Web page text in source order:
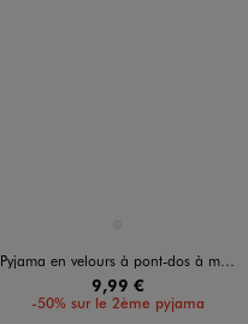
Pyjama en velours à pont-dos à motif cirque bébé
9,99 €
-50% sur le 2ème pyjama